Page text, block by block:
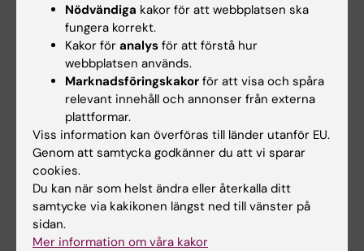
meta-analysis
Netterstrom-Wedin F; Bleakley C
EDITORIAL:BRITISH JOURNAL OF SPORTS
MEDICINE.2021;55(9):463-464
Understanding chronic ankle instability:
model rich, data poor
Bleakley C; Wagemans J; Netterstrom-Wedin
Forskningsområden:
Nödvändiga kakor för att webbplatsen ska
fungera korrekt.
Kakor för analys för att förstå hur
webbplatsen används.
Marknadsföringskakor för att visa och spåra
relevant innehåll och annonser från externa
plattformar.
Viss information kan överföras till länder utanför EU.
Genom att samtycka godkänner du att vi sparar
cookies.
Du kan när som helst ändra eller återkalla ditt
samtycke via kakikonen längst ned till vänster på
sidan.
Mer information om våra kakor